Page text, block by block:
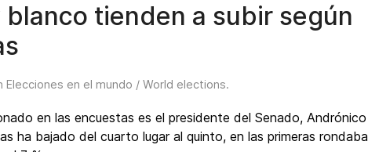
tienden a subir según
Elecciones en el mundo / World elections.
en las encuestas es el presidente del Senado, Andrónico
ha bajado del cuarto lugar al quinto, en las primeras rondaba